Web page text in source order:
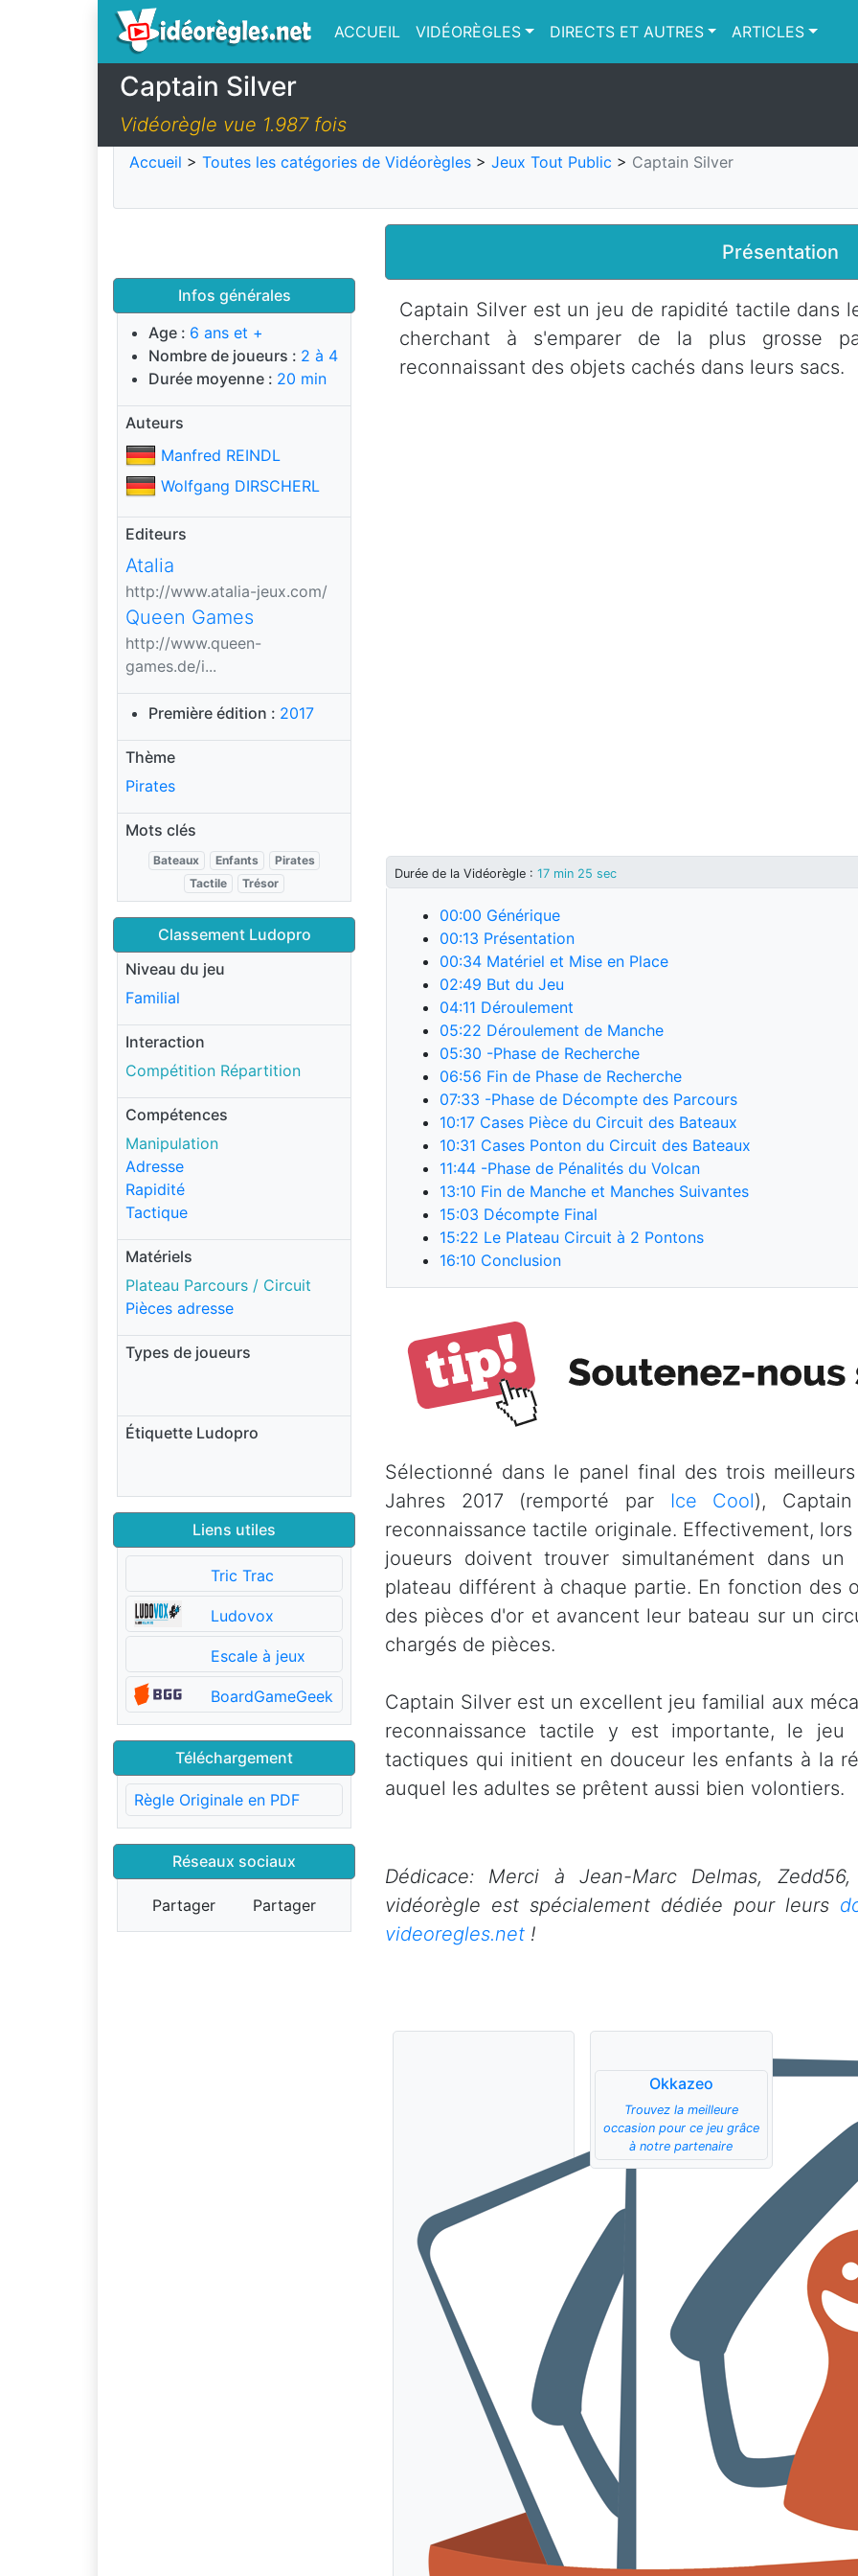
ACCUEIL VIDÉORÈGLES DIRECTS ET AUTRES ARTICLES
Captain Silver
Vidéorègle vue 1.987 fois
Accueil > Toutes les catégories de Vidéorègles > Jeux Tout Public > Captain Silver
Infos générales
Age : 6 ans et +
Nombre de joueurs : 2 à 4
Durée moyenne : 20 min
Auteurs
Manfred REINDL
Wolfgang DIRSCHERL
Editeurs
Atalia
http://www.atalia-jeux.com/
Queen Games
http://www.queen-
games.de/i...
Première édition : 2017
Thème
Pirates
Mots clés
Bateaux Enfants
Pirates
Tactile
Trésor
Classement Ludopro
Niveau du jeu
Familial
Interaction
Compétition Répartition
Compétences
Manipulation
Adresse
Rapidité
Tactique
Matériels
Plateau Parcours / Circuit
Pièces adresse
Types de joueurs
Étiquette Ludopro
Liens utiles
Tric Trac
Ludovox
Escale à jeux
BoardGameGeek
Téléchargement
Règle Originale en PDF
Réseaux sociaux
Partager Partager
Présentation
Captain Silver est un jeu de rapidité tactile dans
cherchant à s'emparer de la plus grosse
reconnaissant des objets cachés dans leurs sacs.
Durée de la Vidéorègle : 17 min 25 sec
00:00 Générique
00:13 Présentation
00:34 Matériel et Mise en Place
02:49 But du Jeu
04:11 Déroulement
05:22 Déroulement de Manche
05:30 -Phase de Recherche
06:56 Fin de Phase de Recherche
07:33 -Phase de Décompte des Parcours
10:17 Cases Pièce du Circuit des Bateaux
10:31 Cases Ponton du Circuit des Bateaux
11:44 -Phase de Pénalités du Volcan
13:10 Fin de Manche et Manches Suivantes
15:03 Décompte Final
15:22 Le Plateau Circuit à 2 Pontons
16:10 Conclusion
Sélectionné dans le panel final des trois
Jahres 2017 (remporté par
Ice Cool),
reconnaissance tactile originale. Effectivement,
joueurs doivent trouver simultanément dans
plateau différent à chaque partie. En fonction des
des pièces d'or et avancent leur bateau sur un
chargés de pièces.
Captain Silver est un excellent jeu familial aux
reconnaissance tactile y est importante, le
tactiques qui initient en douceur les enfants à la
auquel les adultes se prêtent aussi bien volontiers.
Dédicace: Merci à Jean-Marc Delmas,
vidéorègle est spécialement dédiée pour leurs
videoregles.net !
Okkazeo
Trouvez la meilleure
occasion pour ce jeu grâce
à notre partenaire